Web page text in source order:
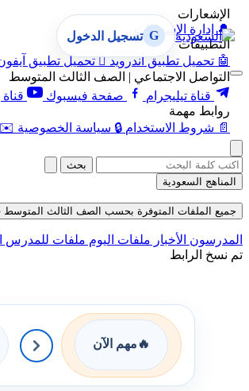
الإشعارات
🔔 إدارة الإشعارات
التطبيقات
🤖 تحميل تطبيق أندرويد  تحميل تطبيق
التواصل الاجتماعي | الصف الثالث المتوسط
قناة تيليجرام
صفحة فيسبوك
روابط مهمة
📄 شروط الاستخدام 🔒 سياسة الخصوصية ✉️
G تسجيل الدخول
بحث
المناهج السعودية
جميع الملفات المتوفرة بحسب الصف الثالث المتوسط في
المدرسون الأخبار ملفات اليوم ملفات للمدرس
تم نسخ الرابط
🔥 مهم الآن